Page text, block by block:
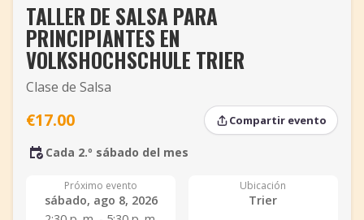
Glosario
Tienda
TuneTempo
TALLER DE SALSA PARA
PRINCIPIANTES EN
VOLKSHOCHSCHULE TRIER
Clase de Salsa
€17.00 Compartir evento
Cada 2.º sábado del mes
Próximo evento
sábado, ago 8, 2026
Ubicación
Trier